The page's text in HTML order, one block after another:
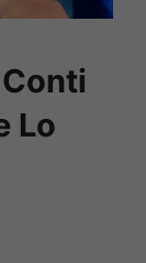
Lo